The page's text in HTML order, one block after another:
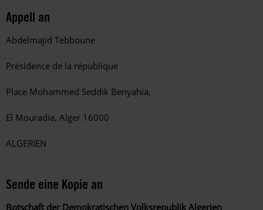
Appell an
Abdelmajid Tebboune
Présidence de la république
Place Mohammed Seddik Benyahia,
El Mouradia, Alger 16000
ALGERIEN
Sende eine Kopie an
Botschaft der Demokratischen Volksrepublik Algerien